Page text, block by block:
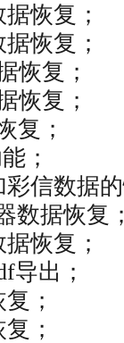
恢复；
恢复；
恢复；
恢复；
复；
；
信数据
数据恢复
恢复；
导出；
；
；